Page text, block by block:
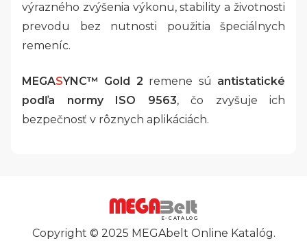
výrazného zvýšenia výkonu, stability a životnosti
prevodu bez nutnosti použitia špeciálnych
remeníc.
MEGASYNC™ Gold 2 remene sú antistatické
podľa normy ISO 9563, čo zvyšuje ich
bezpečnosť v rôznych aplikáciách.
E-CATALOG
Copyright © 2025 MEGAbelt Online Katalóg.